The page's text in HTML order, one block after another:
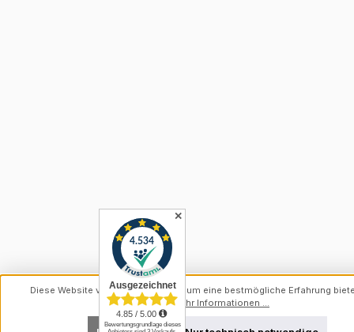
✕
Diese Website verwendet Cookies, um eine bestmögliche Erfahrung
können.Mehr Informationen ...